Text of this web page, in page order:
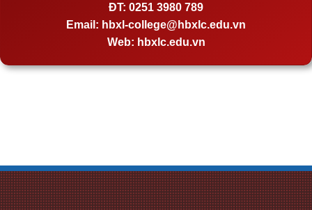
ĐT: 0251 3980 789
Email: hbxl-college@hbxlc.edu.vn
Web: hbxlc.edu.vn